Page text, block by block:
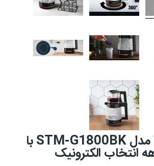
چای ساز اسنوا مدل STM-G1800BK با